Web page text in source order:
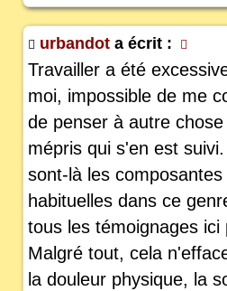
urbandot a écrit :
Travailler a été
moi, impossible de me
de penser à autre
mépris qui s'en est
sont-là les
habituelles dans ce
tous les témoignages ici
Malgré tout, cela
la douleur physique, la